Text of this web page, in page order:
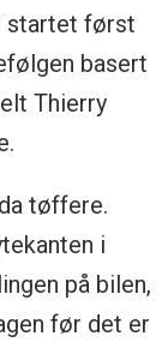
startet først
basert
Thierry
tøffere.
i
på bilen,
før det er